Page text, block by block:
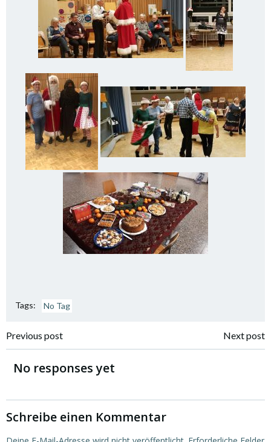
Tags: No Tag
Post
navigation
Previous post Next post
No responses yet
Schreibe einen Kommentar